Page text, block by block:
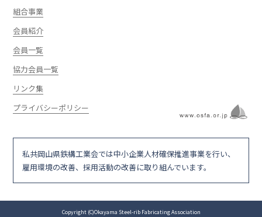
組合事業
会員紹介
会員一覧
協力会員一覧
リンク集
プライバシーポリシー
私共岡山県鉄構工業会では中小企業人材確保推進事業を行い、
雇用環境の改善、採用活動の改善に取り組んでいます。
Copyright (C)Okayama Steel-rib Fabricating Association